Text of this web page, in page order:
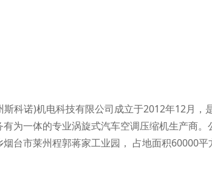
科诺)机电科技有限公司成立于2012年12月，
为一体的专业涡旋式汽车空调压缩机生产商。
台市莱州程郭蒋家工业园， 占地面积60000平